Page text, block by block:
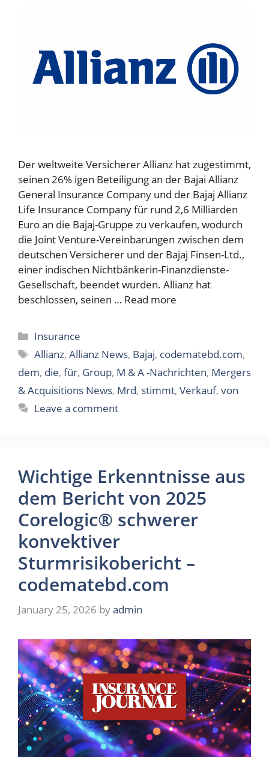
Der weltweite Versicherer Allianz hat zugestimmt,
seinen 26% igen Beteiligung an der Bajai Allianz
General Insurance Company und der Bajaj Allianz
Life Insurance Company für rund 2,6 Milliarden
Euro an die Bajaj-Gruppe zu verkaufen, wodurch
die Joint Venture-Vereinbarungen zwischen dem
deutschen Versicherer und der Bajaj Finsen-Ltd.,
einer indischen Nichtbänkerin-Finanzdienste-
Gesellschaft, beendet wurden. Allianz hat
beschlossen, seinen … Read more
Categories
Insurance
Tags
Allianz,Allianz News, Bajaj, codematebd.com,
dem, die, für, Group, M & A -Nachrichten, Mergers
& Acquisitions News, Mrd, stimmt, Verkauf, von
Leave a comment
Wichtige Erkenntnisse aus
dem Bericht von 2025
Corelogic® schwerer
konvektiver
Sturmrisikobericht –
codematebd.com
January 25, 2026 byadmin